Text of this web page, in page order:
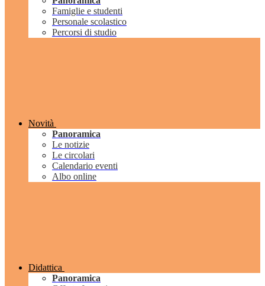
Famiglie e studenti
Personale scolastico
Percorsi di studio
Novità
Panoramica
Le notizie
Le circolari
Calendario eventi
Albo online
Didattica
Panoramica